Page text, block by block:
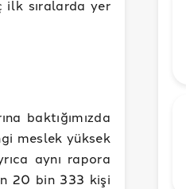
ilk sıralarda yer
baktığımızda
meslek yüksek
aynı rapora
20 bin 333 kişi